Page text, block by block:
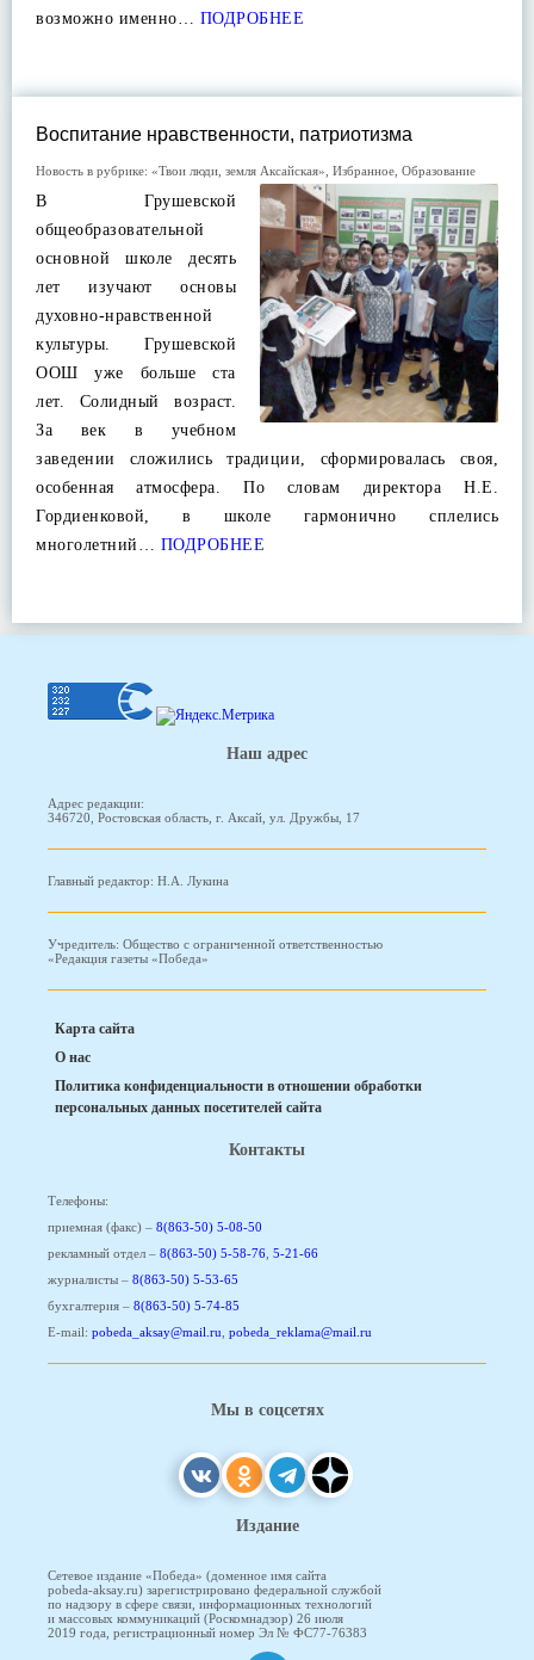
возможно именно… ПОДРОБНЕЕ
Воспитание нравственности, патриотизма
Новость в рубрике: «Твои люди, земля Аксайская» Избранное Образование
В Грушевской
общеобразовательной
основной школе десять
лет изучают основы
духовно-нравственной
культуры. Грушевской
ООШ уже больше ста
лет. Солидный возраст.
За век в учебном
заведении сложились традиции, сформировалась своя,
особенная атмосфера. По словам директора Н.Е.
Гордиенковой, в школе гармонично сплелись
многолетний… ПОДРОБНЕЕ
Наш адрес
Адрес редакции:
346720, Ростовская область, г. Аксай, ул. Дружбы, 17
Главный редактор: Н.А. Лукина
Учредитель: Общество с ограниченной ответственностью
«Редакция газеты «Победа»
Карта сайта
О нас
Политика конфиденциальности в отношении обработки
персональных данных посетителей сайта
Контакты
Телефоны:
приемная (факс) – 8(863-50) 5-08-50
рекламный отдел – 8(863-50) 5-58-76 5-21-66
журналисты – 8(863-50) 5-53-65
бухгалтерия – 8(863-50) 5-74-85
E-mail: pobeda_aksay@mail.ru pobeda_reklama@mail.ru
Мы в соцсетях
Издание
Сетевое издание «Победа» (доменное имя сайта
pobeda-aksay.ru) зарегистрировано федеральной службой
по надзору в сфере связи, информационных технологий
и массовых коммуникаций (Роскомнадзор) 26 июля
2019 года, регистрационный номер Эл № ФС77-76383